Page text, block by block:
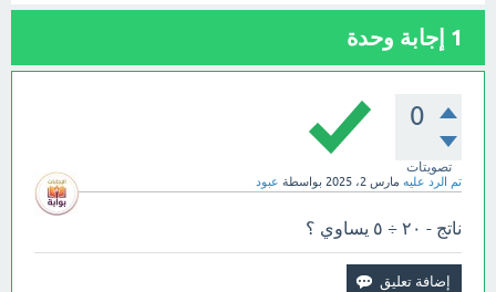
1 إجابة وحدة
0
تصويتات
تم الرد عليه مارس 2، 2025 بواسطة عبود
ناتج - ٢٠ ÷ ٥ يساوي ؟